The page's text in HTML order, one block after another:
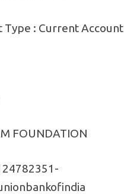
Type : Current Account
FOUNDATION